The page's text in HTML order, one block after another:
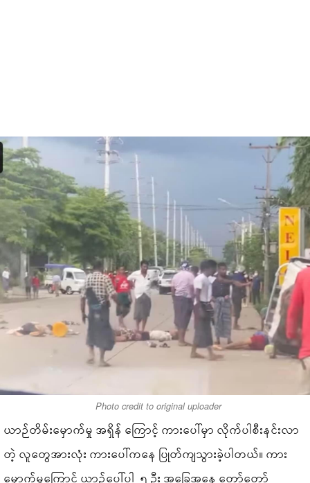
Photo credit to original uploader
ယာဉ်တိမ်းမှောက်မှု အရှိန် ကြောင့် ကားပေါ်မှာ လိုက်ပါစီးနင်းလာ
တဲ့ လူတွေအားလုံး ကားပေါ်ကနေ ပြုတ်ကျသွားခဲ့ပါတယ်။ ကား
မှောက်မှုကြောင့် ယာဉ်ပေါ်ပါ ၅ ဦး အခြေအနေ တော်တော်